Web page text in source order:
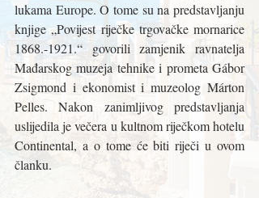
lukama Europe. O tome su na predstavljanju
knjige „Povijest riječke trgovačke mornarice
1868.-1921.“ govorili zamjenik ravnatelja
Mađarskog muzeja tehnike i prometa Gábor
Zsigmond i ekonomist i muzeolog Márton
Pelles. Nakon zanimljivog predstavljanja
uslijedila je večera u kultnom riječkom hotelu
Continental, a o tome će biti riječi u ovom
članku.